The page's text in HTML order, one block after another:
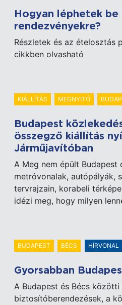
Hogyan léphetek be
rendezvényekre?
Részletek és az ételosztás
cikkben olvasható
KIÁLLÍTÁS MEGNYITÓ
Budapest
összegző kiállítás
Járműjavítóban
A Meg nem épült Budapest
metróvonalak, autópályák,
tervrajzain, korabeli
idézi meg, hogy milyen
BUDAPEST BÉCS HÍRVONAL
Gyorsabban
A Budapest és Bécs
biztosítóberendezések, a